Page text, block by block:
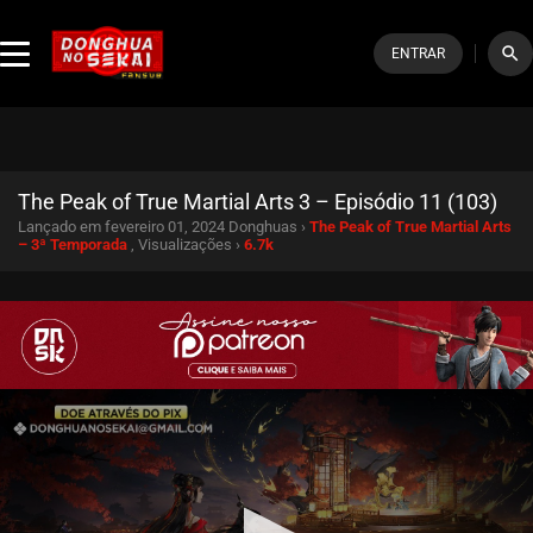
ENTRAR search
The Peak of True Martial Arts 3 – Episódio 11 (103)
Lançado em fevereiro 01, 2024 Donghuas › The Peak of True Martial Arts
– 3ª Temporada , Visualizações › 6.7k